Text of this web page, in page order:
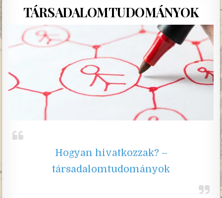
TÁRSADALOMTUDOMÁNYOK
Hogyan hivatkozzak? –
társadalomtudományok